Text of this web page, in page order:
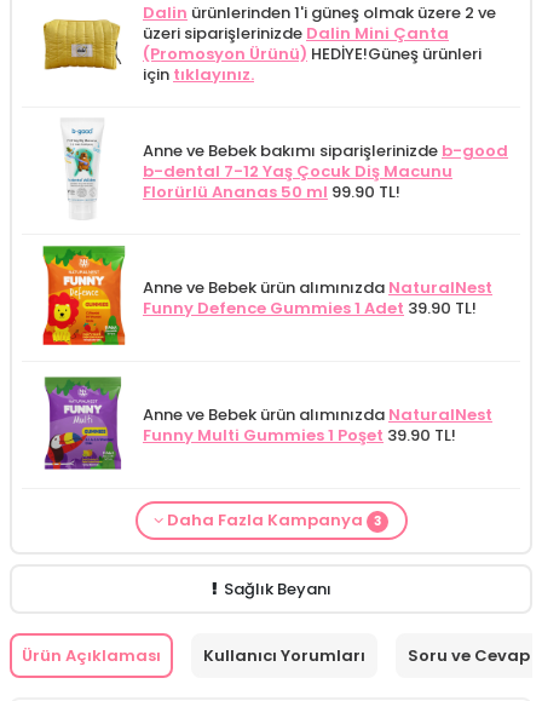
Dalin ürünlerinden 1'i güneş olmak üzere 2 ve
üzeri siparişlerinizde Dalin Mini Çanta
(Promosyon Ürünü) HEDİYE!Güneş ürünleri
için tıklayınız.
Anne ve Bebek bakımı siparişlerinizde b-good
b-dental 7-12 Yaş Çocuk Diş Macunu
Florürlü Ananas 50 ml 99.90 TL!
Anne ve Bebek ürün alımınızda NaturalNest
Funny Defence Gummies 1 Adet 39.90 TL!
Anne ve Bebek ürün alımınızda NaturalNest
Funny Multi Gummies 1 Poşet 39.90 TL!
From Natura Kadınlar İçin Terleme Karşıtı
Alls Biocosmetics Organik Anti Stretch Mark
Anne ve Bebek bakımı siparişlerinizde
Daha Fazla Kampanya 3
Sağlık Beyanı
Ürün Açıklaması Kullanıcı Yorumları Soru ve Cevap